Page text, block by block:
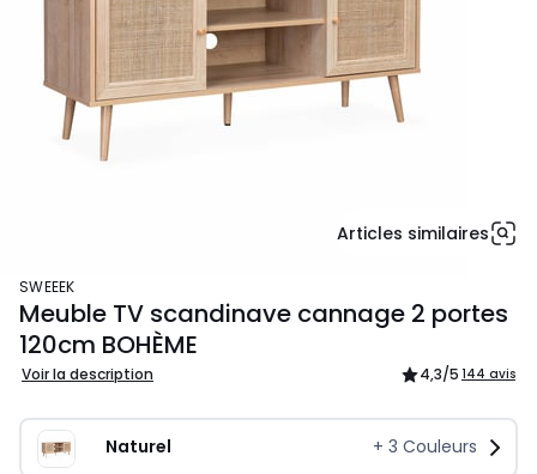
Articles similaires
SWEEEK
Meuble TV scandinave cannage 2 portes
120cm BOHÈME
Voir la description 4,3/5 144 avis
Naturel + 3 Couleurs